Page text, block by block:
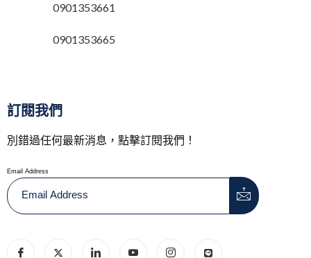
0901353661
0901353665
訂閱我們
別錯過任何最新消息，點擊訂閱我們！
Email Address